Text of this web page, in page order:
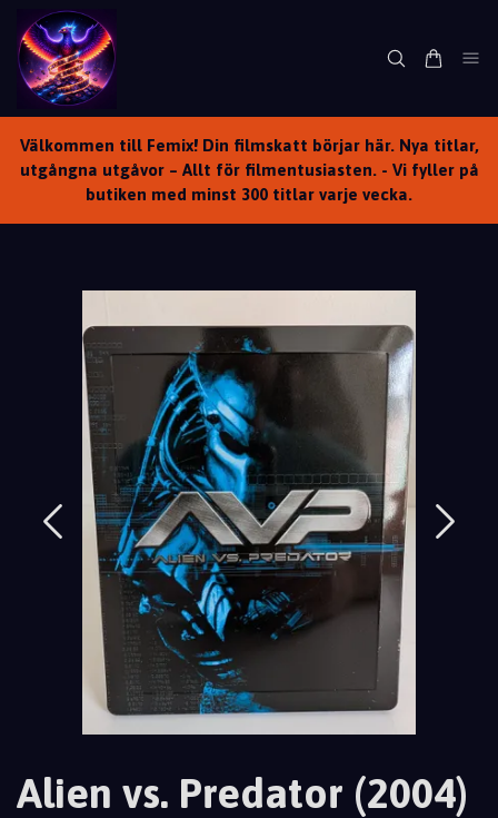
Välkommen till Femix! Din filmskatt börjar här. Nya titlar,
utgångna utgåvor – Allt för filmentusiasten. - Vi fyller på
butiken med minst 300 titlar varje vecka.
Alien vs. Predator (2004)